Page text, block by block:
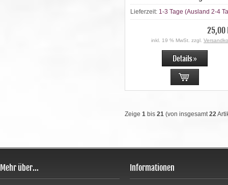
Lieferzeit: 1-3 Tage (Ausland 2-4
25,00
inkl. 19 % MwSt. zzgl.
Zeige 1 bis 21 (von insgesamt22
Mehr über... Informationen